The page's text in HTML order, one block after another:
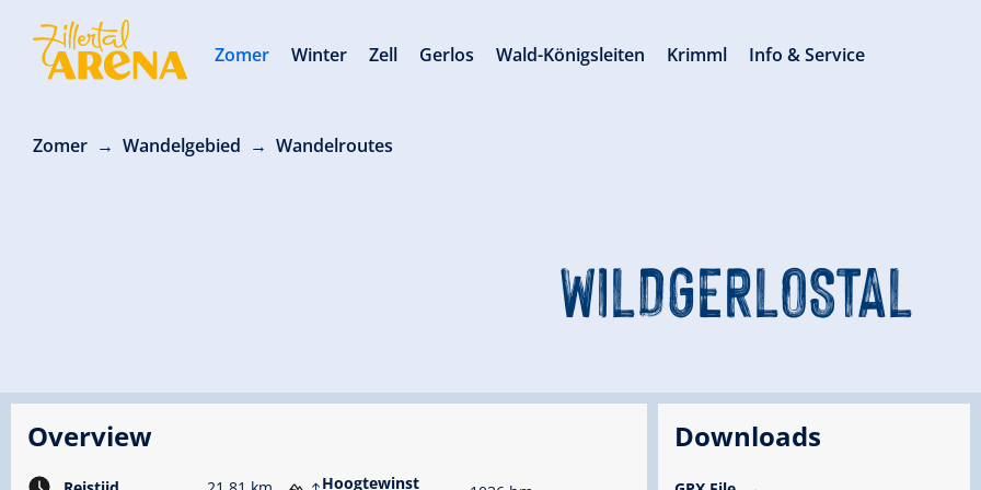
Zomer Wandelgebied Wandelroutes
WILDGERLOSTAL
Overview
Hoogtewinst
Downloads
Zomer Winter Zell Gerlos Wald-Königsleiten Krimml Info & Service